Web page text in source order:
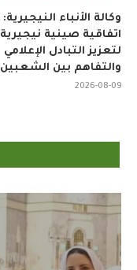
وكالة الأنباء النيجيرية:
اتفاقية صينية نيجيرية
لتعزيز التبادل الإعلامي
والتفاهم بين الشعبين
2026-08-09